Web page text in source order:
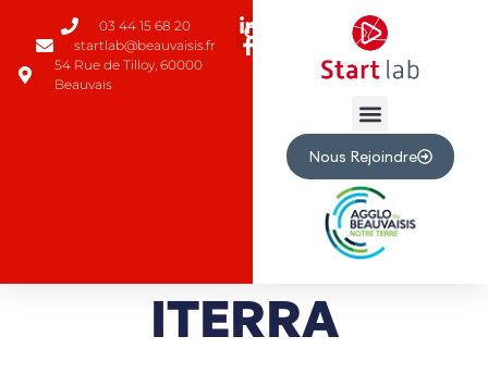
03 44 15 68 20
startlab@beauvaisis.fr
54 Rue de Tilloy, 60000
Beauvais
Nous Rejoindre
ITERRA